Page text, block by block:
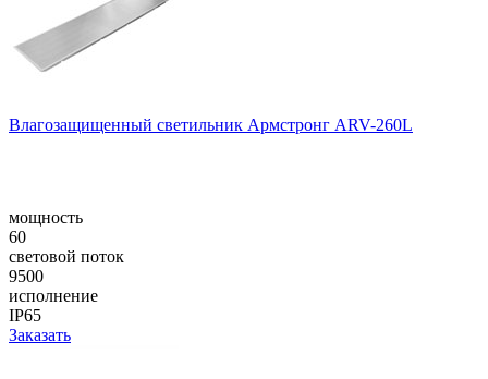
Влагозащищенный светильник Армстронг ARV-260L
мощность
60
световой поток
9500
исполнение
IP65
Заказать